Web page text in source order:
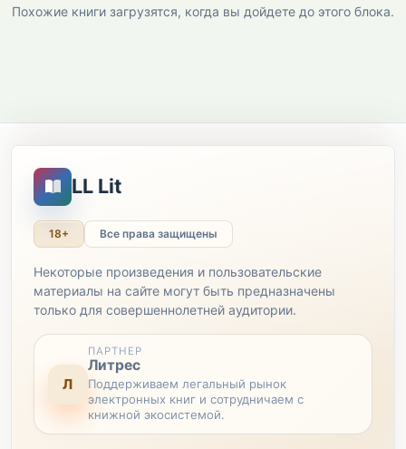
Похожие книги загрузятся, когда вы дойдете до этого блока.
LL Lit
18+ Все права защищены
Некоторые произведения и пользовательские
материалы на сайте могут быть предназначены
только для совершеннолетней аудитории.
Л
ПАРТНЕР
Литрес
Поддерживаем легальный рынок
электронных книг и сотрудничаем с
книжной экосистемой.